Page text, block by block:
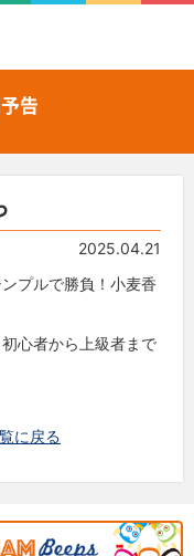
告
2025.04.21
プルで勝負！小麦香
心者から上級者まで
に戻る